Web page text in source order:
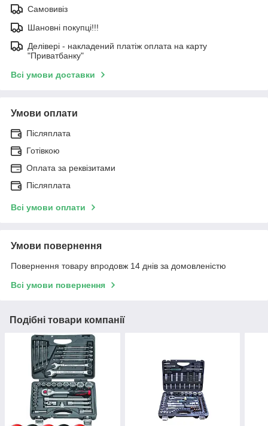
Самовивіз
Шановні покупці!!!
Делівері - накладений платіж оплата на карту
"Приватбанку"
Всі умови доставки
Умови оплати
Післяплата
Готівкою
Оплата за реквізитами
Післяплата
Всі умови оплати
Умови повернення
Повернення товару впродовж 14 днів за домовленістю
Всі умови повернення
Подібні товари компанії